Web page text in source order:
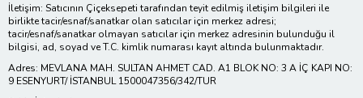
İletişim: Satıcının Çiçeksepeti tarafından teyit edilmiş iletişim bilgileri ile
birlikte tacir/esnaf/sanatkar olan satıcılar için merkez adresi;
tacir/esnaf/sanatkar olmayan satıcılar için merkez adresinin bulunduğu il
bilgisi, ad, soyad ve T.C. kimlik numarası kayıt altında bulunmaktadır.
Adres: MEVLANA MAH. SULTAN AHMET CAD. A1 BLOK NO: 3 A İÇ KAPI NO:
9 ESENYURT/ İSTANBUL 1500047356/342/TUR